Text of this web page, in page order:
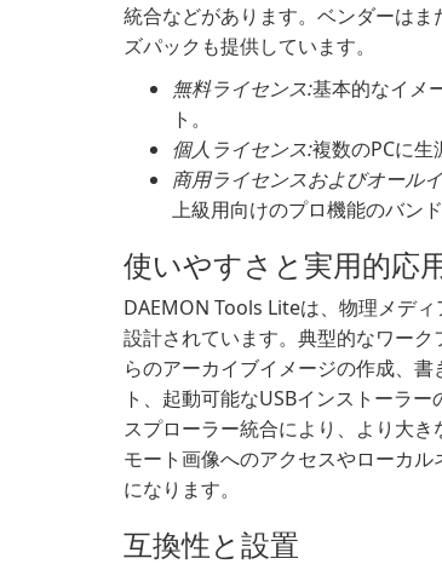
統合などがあります。ベンダーは
ズパックも提供しています。
無料ライセンス:基本的なイメ
ト。
個人ライセンス:複数のPCに生
商用ライセンスおよびオール
上級用向けのプロ機能のバン
使いやすさと実用的応
DAEMON Tools Liteは、物理メデ
設計されています。典型的なワー
らのアーカイブイメージの作成、
ト、起動可能なUSBインストーラ
スプローラー統合により、より大
モート画像へのアクセスやローカ
になります。
互換性と設置